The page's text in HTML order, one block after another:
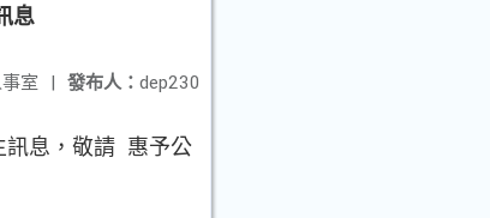
息
發布人： dep230
室 |
訊息，敬請 惠予公